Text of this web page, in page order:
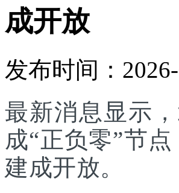
成开放
发布时间：
最新消息显示
成“正负零”节
建成开放。